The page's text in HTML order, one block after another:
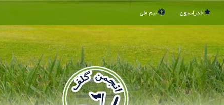
فدراسیون تیم ملی